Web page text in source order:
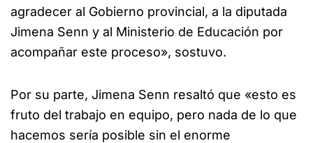
agradecer al Gobierno provincial, a la diputada
Jimena Senn y al Ministerio de Educación por
acompañar este proceso», sostuvo.
Por su parte, Jimena Senn resaltó que «esto es
fruto del trabajo en equipo, pero nada de lo que
hacemos sería posible sin el enorme